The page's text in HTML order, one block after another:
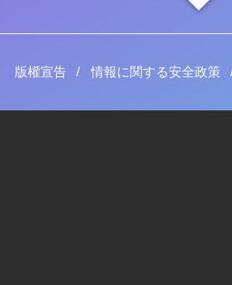
版權宣告 情報に関する安全政策